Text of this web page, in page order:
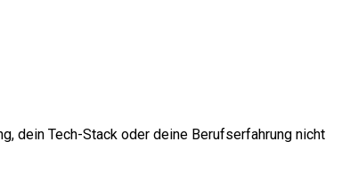
dein Tech-Stack oder deine Berufserfahrung nicht